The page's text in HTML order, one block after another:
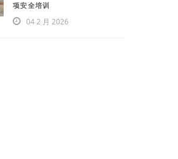
项安全培训
04 2 月 2026